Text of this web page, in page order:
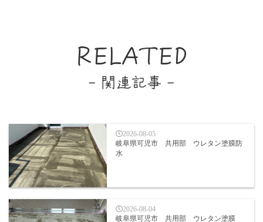
RELATED
- 関連記事 -
2026-08-05
岐阜県可児市 共用部 ウレタン塗膜防
水
2026-08-04
岐阜県可児市 共用部 ウレタン塗膜